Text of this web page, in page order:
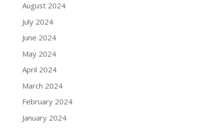
August 2024
July 2024
June 2024
May 2024
April 2024
March 2024
February 2024
January 2024